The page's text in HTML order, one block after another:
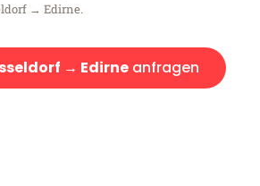
→ Edirne.
→ Edirne anfragen